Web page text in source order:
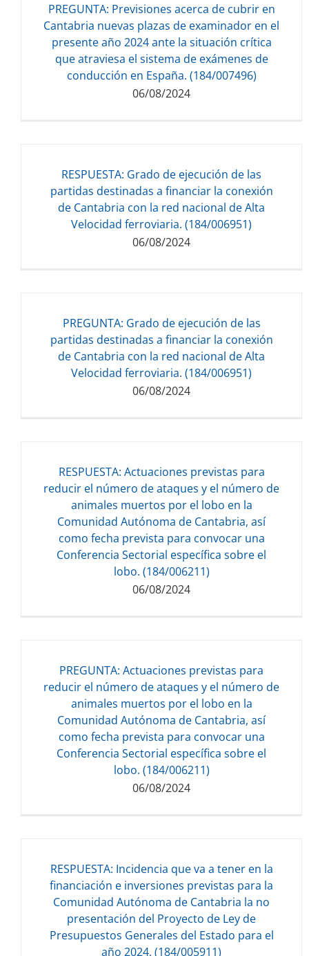
Descarga del documento:
143.14 KB
PREGUNTA: Previsiones acerca de cubrir en
Cantabria nuevas plazas de examinador en el
presente año 2024 ante la situación crítica
que atraviesa el sistema de exámenes de
conducción en España. (184/007496)
06/08/2024
Descarga del documento:
63.00 KB
RESPUESTA: Grado de ejecución de las
partidas destinadas a financiar la conexión
de Cantabria con la red nacional de Alta
Velocidad ferroviaria. (184/006951)
06/08/2024
Descarga del documento:
168.33 KB
PREGUNTA: Grado de ejecución de las
partidas destinadas a financiar la conexión
de Cantabria con la red nacional de Alta
Velocidad ferroviaria. (184/006951)
06/08/2024
Descarga del documento:
500.21 KB
RESPUESTA: Actuaciones previstas para
reducir el número de ataques y el número de
animales muertos por el lobo en la
Comunidad Autónoma de Cantabria, así
como fecha prevista para convocar una
Conferencia Sectorial específica sobre el
lobo. (184/006211)
06/08/2024
Descarga del documento:
173.58 KB
PREGUNTA: Actuaciones previstas para
reducir el número de ataques y el número de
animales muertos por el lobo en la
Comunidad Autónoma de Cantabria, así
como fecha prevista para convocar una
Conferencia Sectorial específica sobre el
lobo. (184/006211)
06/08/2024
Descarga del documento:
709.37 KB
RESPUESTA: Incidencia que va a tener en la
financiación e inversiones previstas para la
Comunidad Autónoma de Cantabria la no
presentación del Proyecto de Ley de
Presupuestos Generales del Estado para el
año 2024. (184/005911)